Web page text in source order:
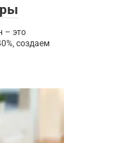
– это
создаем